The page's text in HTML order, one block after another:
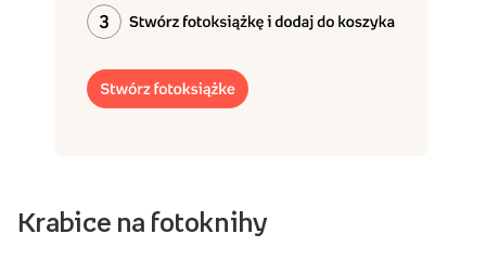
Krabice na fotoknihy